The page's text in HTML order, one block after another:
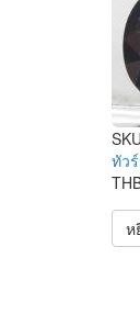
ทัว
ห